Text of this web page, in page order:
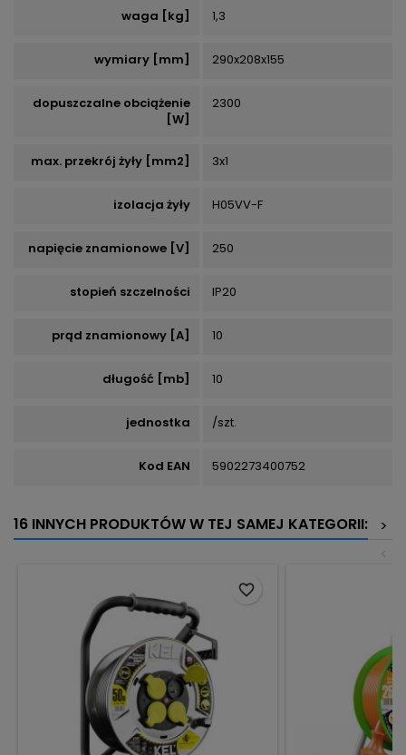
waga [kg] 1,3
wymiary [mm] 290x208x155
dopuszczalne obciążenie
[W]
2300
max. przekrój żyły [mm2] 3x1
izolacja żyły H05VV-F
napięcie znamionowe [V] 250
stopień szczelności IP20
prąd znamionowy [A] 10
długość [mb] 10
jednostka /szt.
Kod EAN 5902273400752
16 INNYCH PRODUKTÓW W TEJ SAMEJ KATEGORII:
>
<
favorite_border